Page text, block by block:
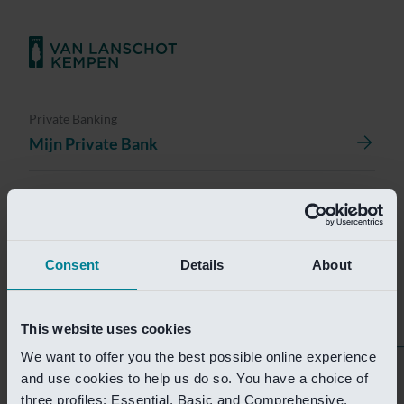
Consent Details About
This website uses cookies
We want to offer you the best possible online experience
and use cookies to help us do so. You have a choice of
three profiles: Essential, Basic and Comprehensive.
Private Banking
Mijn Private Bank
Investment Banking
Van Lanschot Kempen Research
Helaas is deze pagina